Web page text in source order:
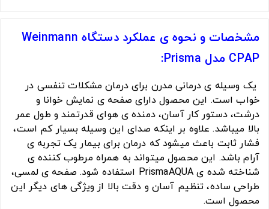
مشخصات و نحوه ی عملکرد دستگاه Weinmann
CPAP مدل Prisma:
یک وسیله ی درمانی مدرن برای درمان مشکلات تنفسی در
خواب است. این محصول دارای صفحه ی نمایش خوانا و
درشت، دستور کار آسان، دمنده ی هوای قدرتمند و طول عمر
بالا میباشد. علاوه بر اینکه صدای این وسیله بسیار کم است،
فشار ثابت باعث میشود که درمان برای بیمار یک تجربه ی
آرام باشد. این محصول میتواند به همراه مرطوب کننده ی
شناخته شده ی PrismaAQUA استفاده شود. صفحه ی لمسی،
طراحی ساده، تنظیم آسان و دقت بالا از ویژگی های دیگر این
محصول است.